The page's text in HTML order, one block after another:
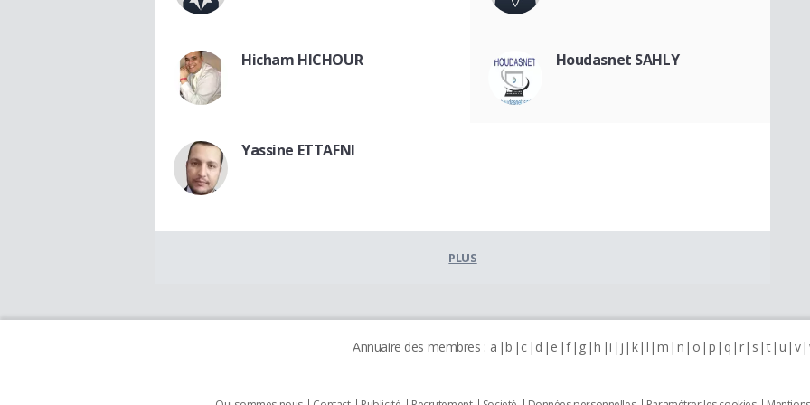
Hicham HICHOUR Houdasnet SAHLY
Yassine ETTAFNI
PLUS
Annuaire des membres : a b c d e f g h i j k l m n o p q r s t u v